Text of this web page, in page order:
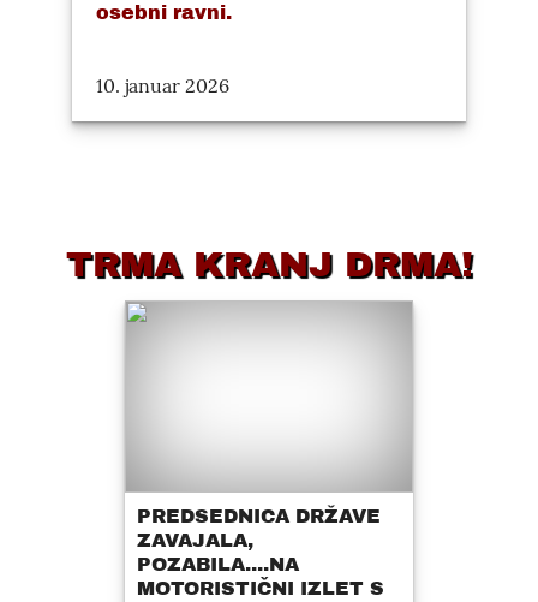
osebni ravni.
10. januar 2026
TRMA KRANJ DRMA!
PREDSEDNICA DRŽAVE
ZAVAJALA,
POZABILA....NA
MOTORISTIČNI IZLET S